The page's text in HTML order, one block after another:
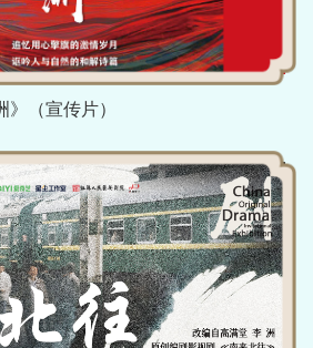
（宣传片）